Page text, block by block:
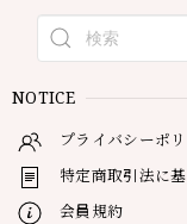
NOTICE
プライバシーポ
特定商取引法に
会員規約